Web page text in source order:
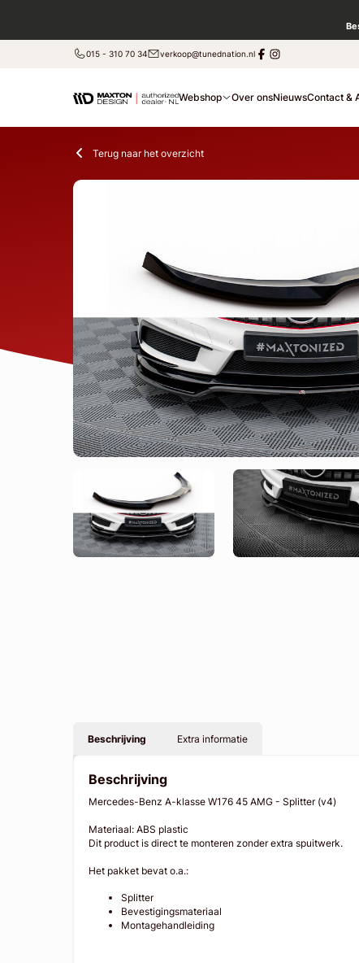
015 - 310 70 34 verkoop@tunednation.nl
Webshop Over onsNieuwsContact &
Terug naar het overzicht
Beschrijving Extra informatie
Beschrijving
Mercedes-Benz A-klasse W176 45 AMG - Splitter (v4)
Materiaal: ABS plastic
Dit product is direct te monteren zonder extra spuitwerk.
Het pakket bevat o.a.:
Splitter
Bevestigingsmateriaal
Montagehandleiding